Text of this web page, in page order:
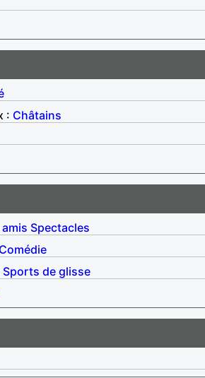
: Châtains
Spectacles
Comédie
Sports de glisse